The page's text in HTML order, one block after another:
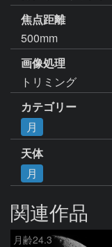
焦点距離
500mm
画像処理
トリミング
カテゴリー
月
天体
月
関連作品
月齢24.3